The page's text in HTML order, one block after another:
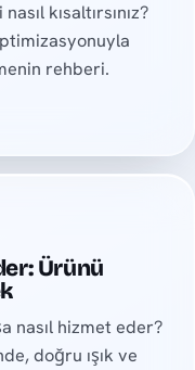
kısaltırsınız?
rehberi.
Ürünü
nasıl hizmet eder?
doğru ışık ve